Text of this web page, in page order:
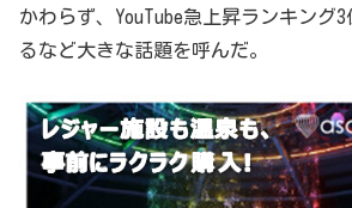
かわらず、YouTube急上昇ランキング
るなど大きな話題を呼んだ。